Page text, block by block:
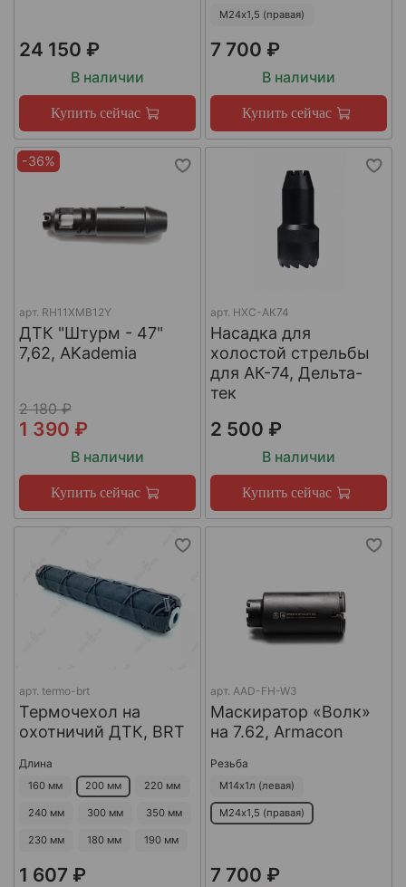
24 150 ₽
В наличии
Купить сейчас
М24х1,5 (правая)
7 700 ₽
В наличии
Купить сейчас
-36%
арт. RH11XMB12Y
ДТК "Штурм - 47"
7,62, AKademia
2 180 ₽
1 390 ₽
В наличии
Купить сейчас
арт. НХС-АК74
Насадка для
холостой стрельбы
для АК-74, Дельта-
тек
2 500 ₽
В наличии
Купить сейчас
арт. termo-brt
Термочехол на
охотничий ДТК, BRT
Длина
160 мм 200 мм 220 мм
240 мм 300 мм 350 мм
230 мм 180 мм 190 мм
1 607 ₽
арт. AAD-FH-W3
Маскиратор «Волк»
на 7.62, Armacon
Резьба
М14х1л (левая)
М24х1,5 (правая)
7 700 ₽